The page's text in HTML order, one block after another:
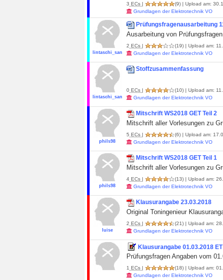
3 ECs | (9) | Upload am:
Grundlagen der Elektrotechnik VO
lintaschi_san
Prüfungsfragenausarbeitung
Ausarbeitung von
2 ECs | (19) | Upload am:
Grundlagen der Elektrotechnik VO
lintaschi_san
Stoffzusammenfassung
0 ECs | (10) | Upload am:
Grundlagen der Elektrotechnik VO
phils98
Mitschrift WS2018 GET Teil 2
Mitschrift aller Vorlesungen zu
5 ECs | (6) | Upload am:
Grundlagen der Elektrotechnik VO
phils98
Mitschrift WS2018 GET Teil 1
Mitschrift aller Vorlesungen zu
4 ECs | (13) | Upload am:
Grundlagen der Elektrotechnik VO
luise
Klausurangabe 23.03.2018
Original Toningenieur
2 ECs | (21) | Upload am:
Grundlagen der Elektrotechnik VO
Klausurangabe 01.03.2018 ET
Prüfungsfragen Angaben vom
1 ECs | (18) | Upload am:
Grundlagen der Elektrotechnik VO